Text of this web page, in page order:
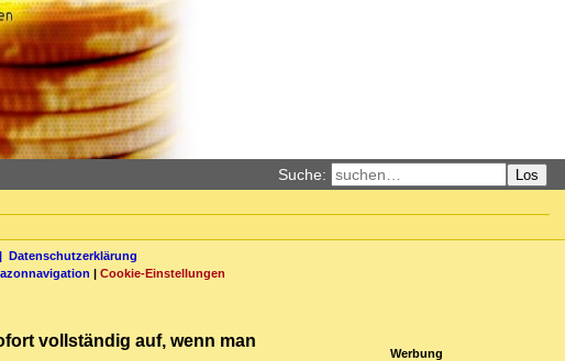
Suche: Los
Datenschutzerklärung
| Cookie-Einstellungen
vollständig auf, wenn man
Werbung